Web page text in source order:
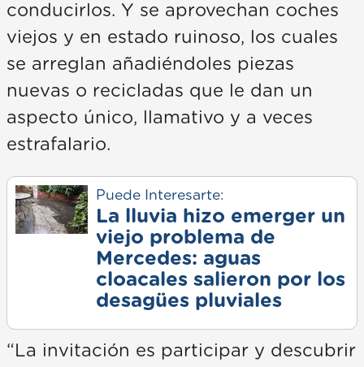
conducirlos. Y se aprovechan coches
viejos y en estado ruinoso, los cuales
se arreglan añadiéndoles piezas
nuevas o recicladas que le dan un
aspecto único, llamativo y a veces
estrafalario.
Puede Interesarte:
La lluvia hizo emerger un
viejo problema de
Mercedes: aguas
cloacales salieron por los
desagües pluviales
“La invitación es participar y descubrir